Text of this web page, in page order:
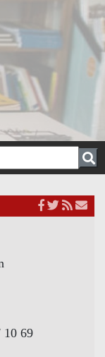
69